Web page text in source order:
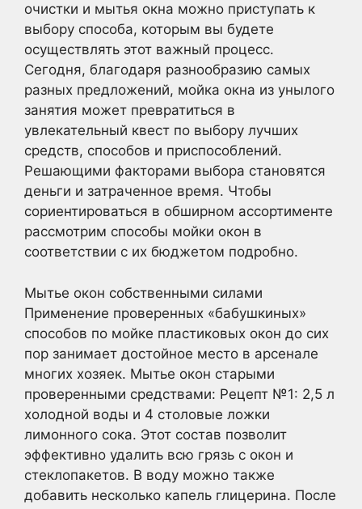
очистки и мытья окна можно приступать к
выбору способа, которым вы будете
осуществлять этот важный процесс.
Сегодня, благодаря разнообразию самых
разных предложений, мойка окна из унылого
занятия может превратиться в
увлекательный квест по выбору лучших
средств, способов и приспособлений.
Решающими факторами выбора становятся
деньги и затраченное время. Чтобы
сориентироваться в обширном ассортименте
рассмотрим способы мойки окон в
соответствии с их бюджетом подробно.
Мытье окон собственными силами
Применение проверенных «бабушкиных»
способов по мойке пластиковых окон до сих
пор занимает достойное место в арсенале
многих хозяек. Мытье окон старыми
проверенными средствами: Рецепт №1: 2,5 л
холодной воды и 4 столовые ложки
лимонного сока. Этот состав позволит
эффективно удалить всю грязь с окон и
стеклопакетов. В воду можно также
добавить несколько капель глицерина. После